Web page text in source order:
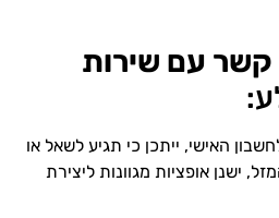
קשר עם שירות
האישי, ייתכן כי תגיע לשאל או
ישנן אופציות מגוונות ליצירת